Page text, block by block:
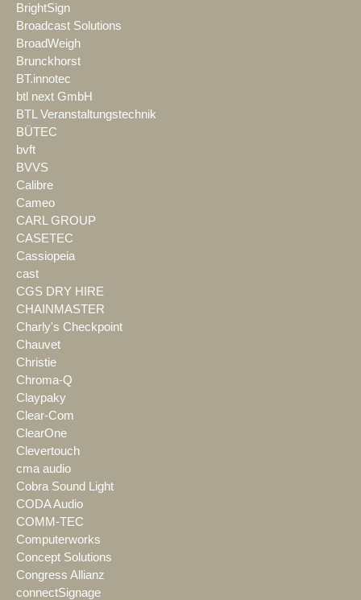
BrightSign
Broadcast Solutions
BroadWeigh
Brunckhorst
BT.innotec
btl next GmbH
BTL Veranstaltungstechnik
BÜTEC
bvft
BVVS
Calibre
Cameo
CARL GROUP
CASETEC
Cassiopeia
cast
CGS DRY HIRE
CHAINMASTER
Charly's Checkpoint
Chauvet
Christie
Chroma-Q
Claypaky
Clear-Com
ClearOne
Clevertouch
cma audio
Cobra Sound Light
CODA Audio
COMM-TEC
Computerworks
Concept Solutions
Congress Allianz
connectSignage